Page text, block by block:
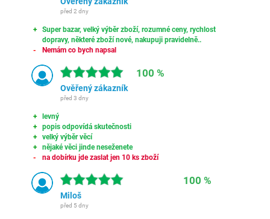
před 2 dny
Super bazar, velký výběr zboží, rozumné ceny, rychlost
dopravy, některé zboží nové, nakupuji pravidelně..
Nemám co bych napsal
100 %
Ověřený zákazník
před 3 dny
levný
popis odpovídá skutečnosti
velký výběr věcí
nějaké věci jinde neseženete
na dobírku jde zaslat jen 10 ks zboží
100 %
Miloš
před 5 dny